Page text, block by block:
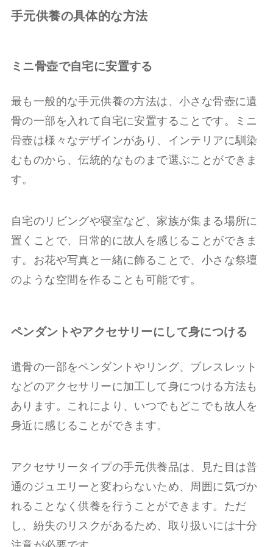
手元供養の具体的な方法
ミニ骨壺で自宅に安置する
最も一般的な手元供養の方法は、小さな骨壺に遺
骨の一部を入れて自宅に安置することです。ミニ
骨壺は様々なデザインがあり、インテリアに馴染
むものから、伝統的なものまで選ぶことができま
す。
自宅のリビングや寝室など、家族が集まる場所に
置くことで、日常的に故人を感じることができま
す。お花や写真と一緒に飾ることで、小さな祭壇
のような空間を作ることも可能です。
ペンダントやアクセサリーにして身につける
遺骨の一部をペンダントやリング、ブレスレット
などのアクセサリーに加工して身につける方法も
あります。これにより、いつでもどこでも故人を
身近に感じることができます。
アクセサリータイプの手元供養品は、見た目は普
通のジュエリーと変わらないため、周囲に気づか
れることなく供養を行うことができます。ただ
し、紛失のリスクがあるため、取り扱いには十分